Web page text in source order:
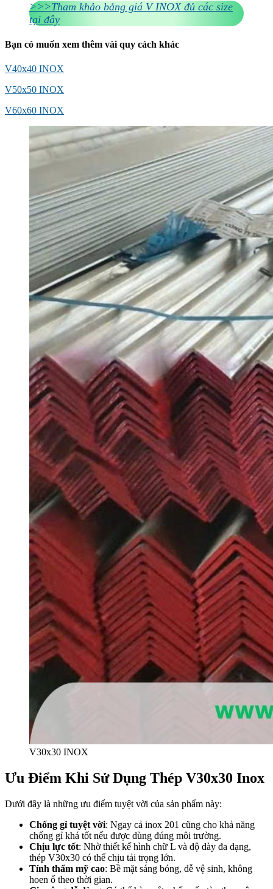
>>>Tham khảo bảng giá V INOX đủ các size
tại đây
Bạn có muốn xem thêm vài quy cách khác
V40x40 INOX
V50x50 INOX
V60x60 INOX
V30x30 INOX
Ưu Điểm Khi Sử Dụng Thép V30x30 Inox
Dưới đây là những ưu điểm tuyệt vời của sản phẩm này:
Chống gỉ tuyệt vời: Ngay cả inox 201 cũng cho khả năng
chống gỉ khá tốt nếu được dùng đúng môi trường.
Chịu lực tốt: Nhờ thiết kế hình chữ L và độ dày đa dạng,
thép V30x30 có thể chịu tải trọng lớn.
Tính thẩm mỹ cao: Bề mặt sáng bóng, dễ vệ sinh, không
hoen ố theo thời gian.